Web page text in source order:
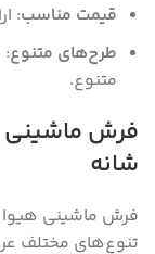
قیمت مناسب:
طرح‌های متنوع:
متنوع.
شانه
تنوع‌های مختلف